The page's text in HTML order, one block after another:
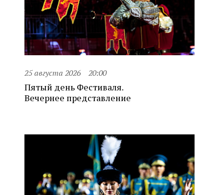
25 августа 2026 20:00
Пятый день Фестиваля.
Вечернее представление